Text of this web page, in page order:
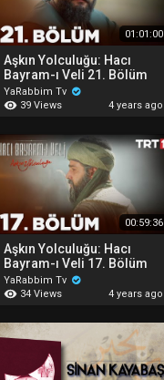
01:01:00
Aşkın Yolculuğu: Hacı
Bayram-ı Veli 21. Bölüm
YaRabbim Tv
39 Views
4 years ago
00:59:36
Aşkın Yolculuğu: Hacı
Bayram-ı Veli 17. Bölüm
YaRabbim Tv
34 Views
4 years ago